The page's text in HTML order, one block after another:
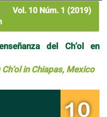
Vol. 10 Núm. 1 (2019)
del Ch’ol en
in Chiapas, Mexico